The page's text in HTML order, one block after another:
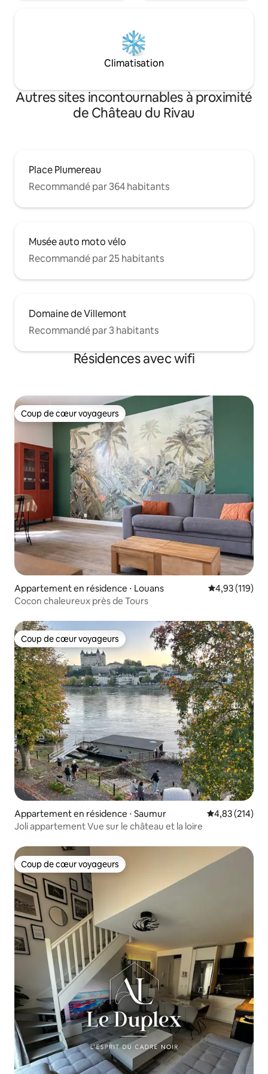
Climatisation
Autres sites incontournables à proximité
de Château du Rivau
Place Plumereau
Recommandé par 364 habitants
Musée auto moto vélo
Recommandé par 25 habitants
Domaine de Villemont
Recommandé par 3 habitants
Résidences avec wifi
Coup de cœur voyageurs
Coup de cœur voyageurs
Appartement en résidence ⋅ Louans Évaluation
4,93 (119)
Cocon chaleureux près de Tours
Coup de cœur voyageurs
Coup de cœur voyageurs
Appartement en résidence ⋅ Saumur Évaluation
4,83 (214)
Joli appartement Vue sur le château et la loire
Coup de cœur voyageurs
Coup de cœur voyageurs